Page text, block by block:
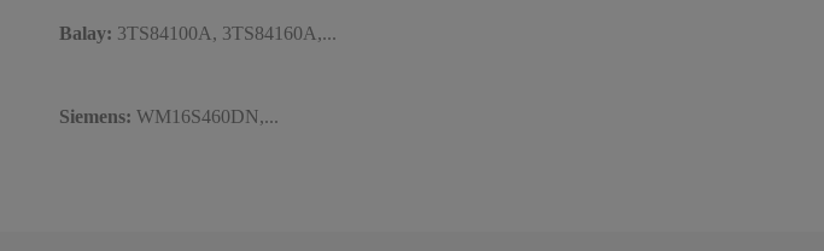
Balay: 3TS84100A, 3TS84160A,...
Siemens: WM16S460DN,...